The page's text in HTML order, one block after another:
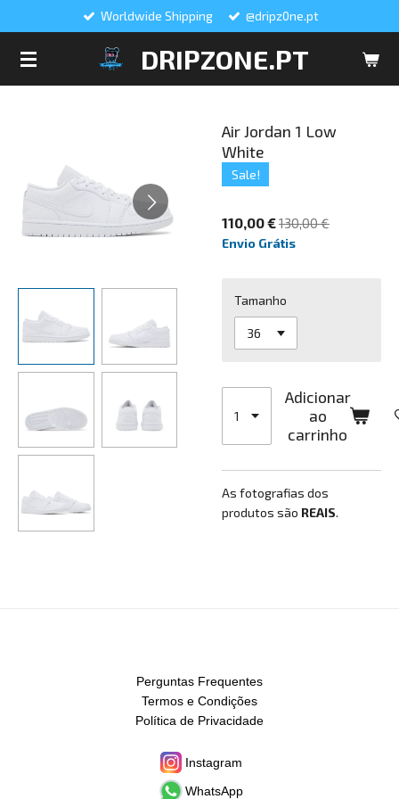
DRIPZONE.PT
Worldwide Shipping @dripz0ne.pt
Air Jordan 1 Low
White
Sale!
110,00 €130,00 €
Envio Grátis
Tamanho
Adicionar
ao
carrinho
As fotografias dos
produtos são REAIS.
Perguntas Frequentes
Termos e Condições
Política de Privacidade
Instagram
WhatsApp